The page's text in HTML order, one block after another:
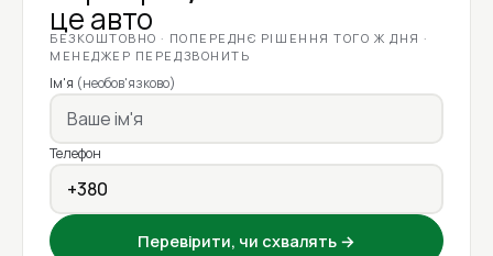
це авто
БЕЗКОШТОВНО · ПОПЕРЕДНЄ РІШЕННЯ ТОГО Ж ДНЯ ·
МЕНЕДЖЕР ПЕРЕДЗВОНИТЬ
Ім'я (необов'язково)
Телефон
Перевірити, чи схвалять →